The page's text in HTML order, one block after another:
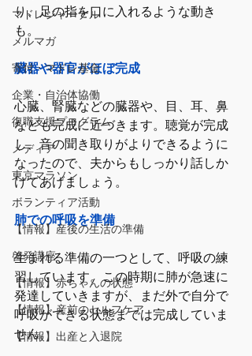
マドレジャーナル
メルマガ
寄付・マドレ基金
企業・自治体協働
復職支援プログラム
メディア
東京マラソン
ボランティア活動
【情報】産後の生活の準備
啓発講座
【情報】赤ちゃんの状態
【情報】産前のセルフケア
【情報】出産と入退院
り、足の指を口に入れるような動き
も。
臓器や器官がほぼ完成
心臓、腎臓などの臓器や、目、耳、鼻
なども完成に近づきます。聴覚が完成
し、音の聞き取りがよりできるように
なったので、夫からもしっかり話しか
けてあげましょう。
肺での呼吸を準備
生まれる準備の一つとして、呼吸の練
習しています。この時期に肺が急速に
発達していきますが、まだ外で自分で
呼吸ができる状態までは完成していま
せん。